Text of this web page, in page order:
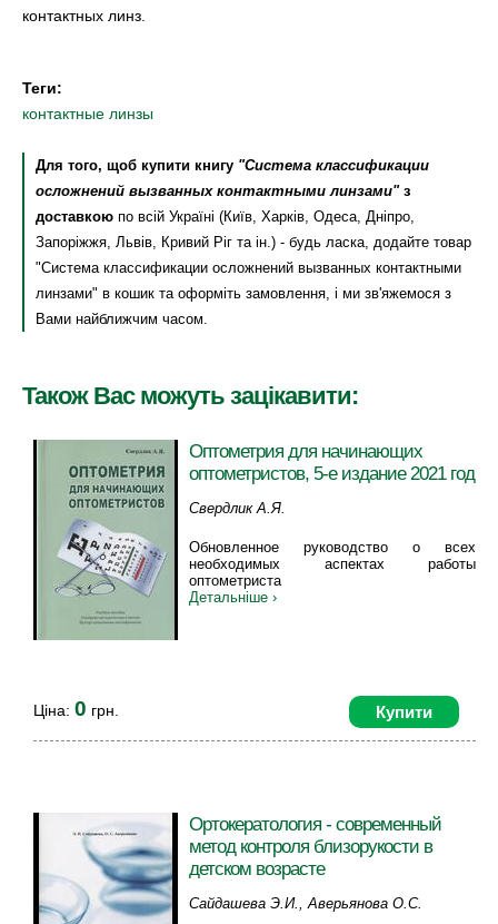
контактных линз.
Теги:
контактные линзы
Для того, щоб купити книгу "Система классификации
осложнений вызванных контактными линзами"з
доставкою по всій Україні (Київ, Харків, Одеса, Дніпро,
Запоріжжя, Львів, Кривий Ріг та ін.) - будь ласка, додайте товар
"Система классификации осложнений вызванных контактными
линзами" в кошик та оформіть замовлення, і ми зв'яжемося з
Вами найближчим часом.
Також Вас можуть зацікавити:
Оптометрия для начинающих
оптометристов, 5-е издание 2021 год
Свердлик А.Я.
Обновленное руководство о всех
необходимых аспектах работы
оптометриста
Детальніше ›
Купити
Ціна: 0 грн.
Ортокератология - современный
метод контроля близорукости в
детском возрасте
Сайдашева Э.И., Аверьянова О.С.